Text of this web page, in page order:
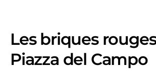
Les briques
Piazza del Campo